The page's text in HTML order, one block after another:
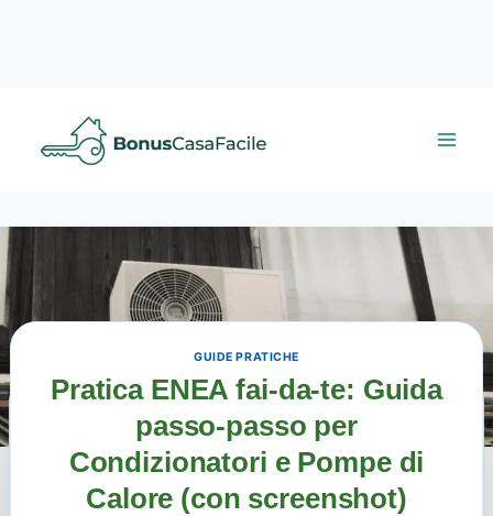
contenuto
GUIDE PRATICHE
Pratica ENEA fai-da-te: Guida
passo-passo per
Condizionatori e Pompe di
Calore (con screenshot)